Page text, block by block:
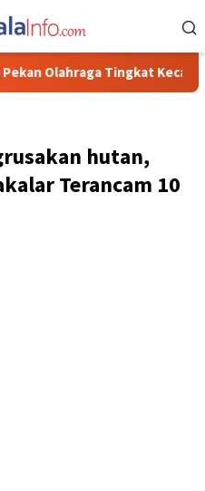
Konda Ciptakan
hutan,
Terancam 10